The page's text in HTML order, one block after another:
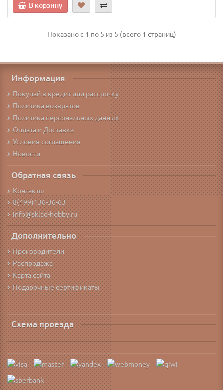
В корзину
Показано с 1 по 5 из 5 (всего 1 страниц)
Информация
Покупай в кредит или рассрочку
Политика возвратов
Политика персональных данных
Оплата и Доставка
Условия соглашения
Новости
Обратная связь
Контакты
8(499)136-36-63
info@sklad-hobby.ru
Дополнительно
Производители
Распродажа
Карта сайта
Подарочные сертификаты
Схема проезда